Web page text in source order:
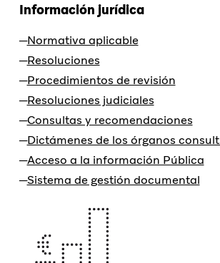
Información jurídica
Normativa aplicable
Resoluciones
Procedimientos de revisión
Resoluciones judiciales
Consultas y recomendaciones
Dictámenes de los órganos
Acceso a la información Pública
Sistema de gestión documental